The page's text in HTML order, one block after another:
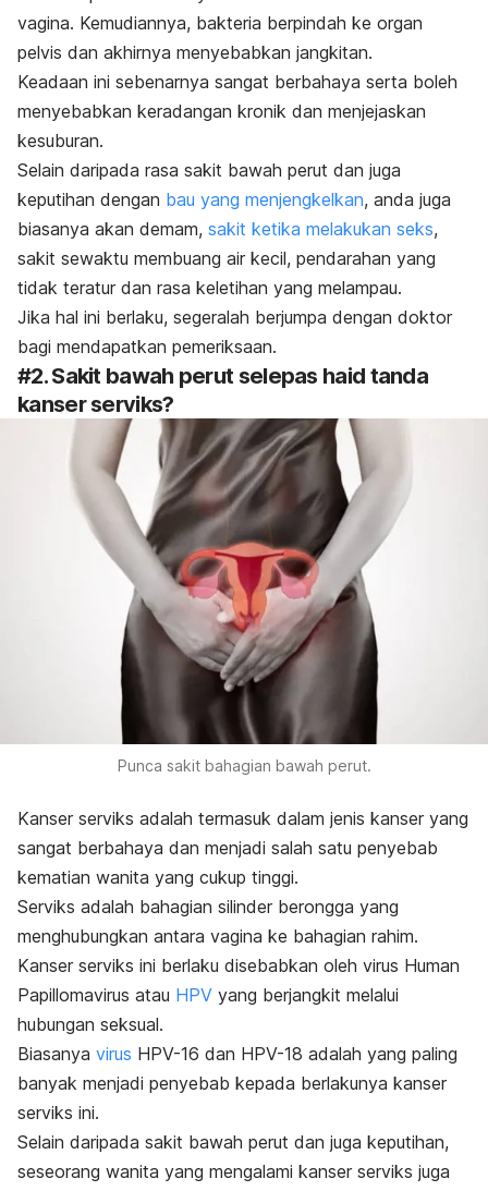
vagina. Kemudiannya, bakteria berpindah ke organ
pelvis dan akhirnya menyebabkan jangkitan.
Keadaan ini sebenarnya sangat berbahaya serta boleh
menyebabkan keradangan kronik dan menjejaskan
kesuburan.
Selain daripada rasa sakit bawah perut dan juga
keputihan dengan bau yang menjengkelkan, anda juga
biasanya akan demam, sakit ketika melakukan seks,
sakit sewaktu membuang air kecil, pendarahan yang
tidak teratur dan rasa keletihan yang melampau.
Jika hal ini berlaku, segeralah berjumpa dengan doktor
bagi mendapatkan pemeriksaan.
#2.Sakit bawah perut selepas haid tanda
kanser serviks?
Punca sakit bahagian bawah perut.
Kanser serviks adalah termasuk dalam jenis kanser yang
sangat berbahaya dan menjadi salah satu penyebab
kematian wanita yang cukup tinggi.
Serviks adalah bahagian silinder berongga yang
menghubungkan antara vagina ke bahagian rahim.
Kanser serviks ini berlaku disebabkan oleh virus Human
Papillomavirus atau HPV yang berjangkit melalui
hubungan seksual.
Biasanya virus HPV-16 dan HPV-18 adalah yang paling
banyak menjadi penyebab kepada berlakunya kanser
serviks ini.
Selain daripada sakit bawah perut dan juga keputihan,
seseorang wanita yang mengalami kanser serviks juga